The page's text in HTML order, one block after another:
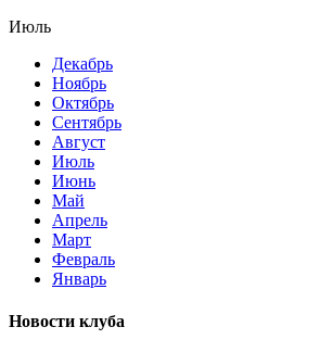
Июль
Декабрь
Ноябрь
Октябрь
Сентябрь
Август
Июль
Июнь
Май
Апрель
Март
Февраль
Январь
Новости клуба